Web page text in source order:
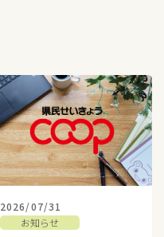
2026/07/31
お知らせ